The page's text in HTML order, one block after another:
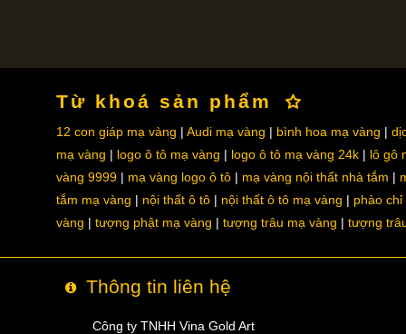
Từ khoá sản phẩm
12 con giáp mạ vàng Audi mạ vàng bình hoa mạ vàng
mạ vàng
logo ô tô mạ vàng logo ô tô mạ vàng 24k
lô gô
vàng 9999
mạ vàng logo ô tô mạ vàng nội thất nhà tắm
tắm mạ vàng
nội thất ô tô nội thất ô tô mạ vàng
phào chỉ
vàng
tượng phật mạ vàng tượng trâu mạ vàng tượng
Thông tin liên hệ
Công ty TNHH Vina Gold Art